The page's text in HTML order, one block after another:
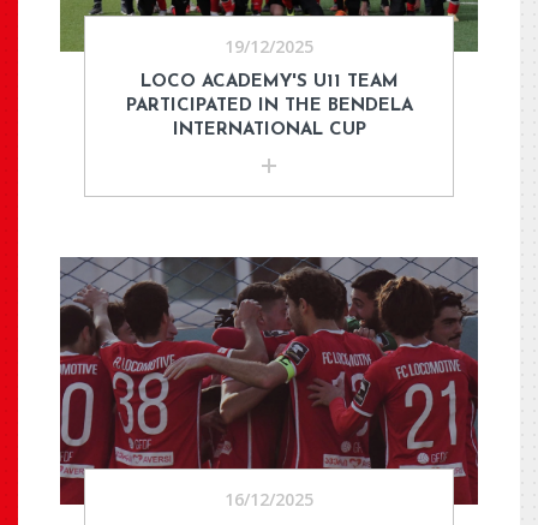
19/12/2025
LOCO ACADEMY'S U11 TEAM
PARTICIPATED IN THE BENDELA
INTERNATIONAL CUP
16/12/2025